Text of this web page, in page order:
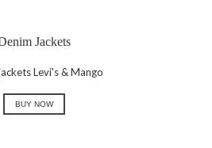
Jackets
Levi's & Mango
BUY NOW